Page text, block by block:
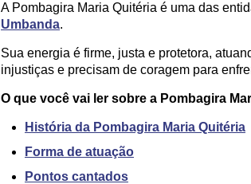
A Pombagira Maria Quitéria é uma das
Umbanda.
Sua energia é firme, justa e protetora,
injustiças e precisam de coragem para
O que você vai ler sobre a Pombagira
História da Pombagira Maria Quitéria
Forma de atuação
Pontos cantados